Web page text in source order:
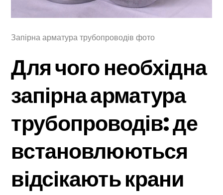
Запірна арматура трубопроводів фото
Для чого необхідна
запірна арматура
трубопроводів: де
встановлюються
відсікають крани